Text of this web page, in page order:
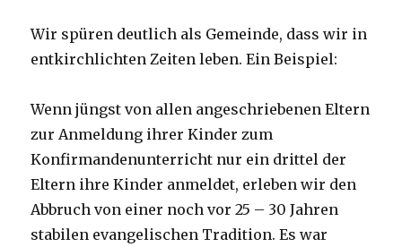
Wir spüren deutlich als Gemeinde, dass wir in
entkirchlichten Zeiten leben. Ein Beispiel:
Wenn jüngst von allen angeschriebenen Eltern
zur Anmeldung ihrer Kinder zum
Konfirmandenunterricht nur ein drittel der
Eltern ihre Kinder anmeldet, erleben wir den
Abbruch von einer noch vor 25 – 30 Jahren
stabilen evangelischen Tradition. Es war